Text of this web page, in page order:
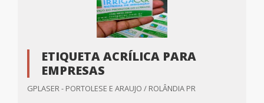
ETIQUETA ACRÍLICA PARA
EMPRESAS
GPLASER - PORTOLESE E ARAUJO / ROLÂNDIA PR